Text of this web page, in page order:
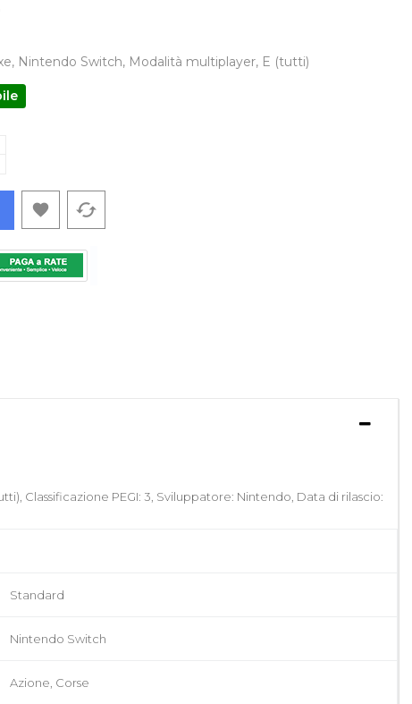
Nintendo Switch, Modalità multiplayer, E (tutti)
 cached
Classificazione PEGI: 3, Sviluppatore: Nintendo, Data di rilascio:
Standard
Nintendo Switch
Azione, Corse